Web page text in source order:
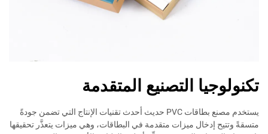
تكنولوجيا التصنيع المتقدمة
يستخدم مصنع بطاقات PVC حديث أحدث تقنيات الإنتاج التي تضمن جودةً
متسقةً وتتيح إدخال ميزات متقدمة في البطاقات، وهي ميزات يتعذَّر تحقيقها